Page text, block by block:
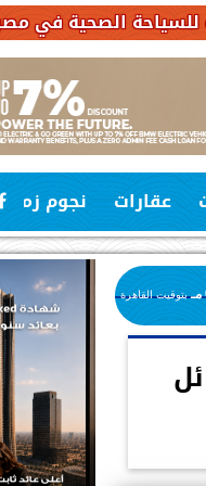
عقارات نجوم زمان
بتوقيت القاهرة